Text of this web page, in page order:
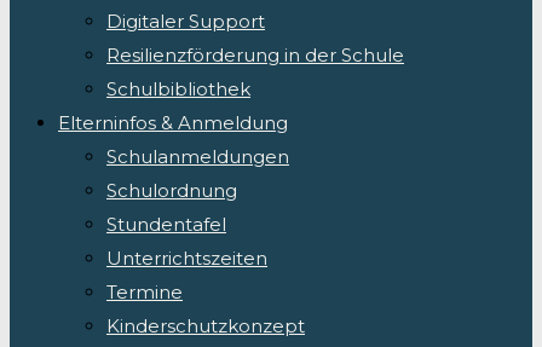
Digitaler Support
Resilienzförderung in der Schule
Schulbibliothek
Elterninfos & Anmeldung
Schulanmeldungen
Schulordnung
Stundentafel
Unterrichtszeiten
Termine
Kinderschutzkonzept